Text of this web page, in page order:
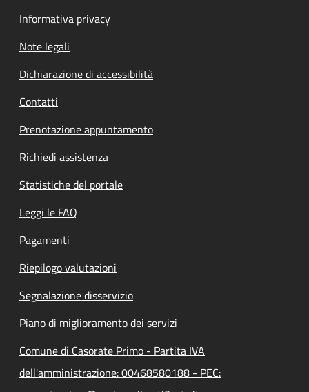
Informativa privacy
Note legali
Dichiarazione di accessibilità
Contatti
Prenotazione appuntamento
Richiedi assistenza
Statistiche del portale
Leggi le FAQ
Pagamenti
Riepilogo valutazioni
Segnalazione disservizio
Piano di miglioramento dei servizi
Comune di Casorate Primo - Partita IVA
dell'amministrazione: 00468580188 - PEC: